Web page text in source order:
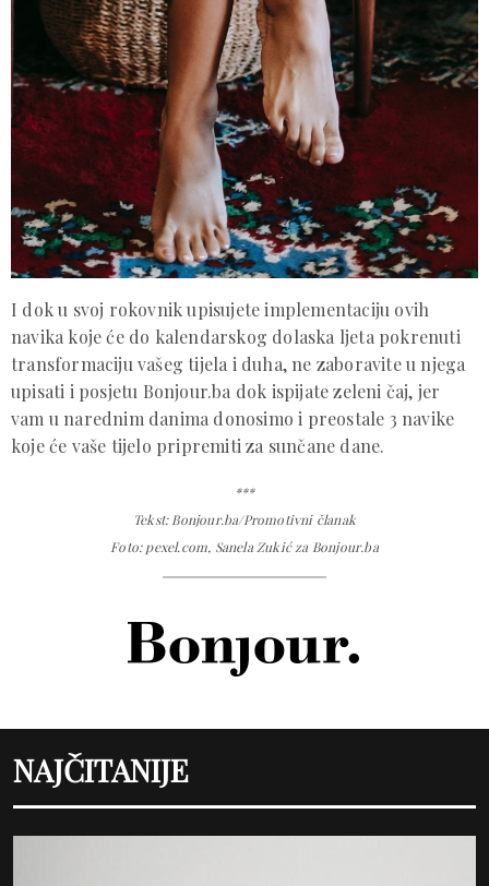
I dok u svoj rokovnik upisujete implementaciju ovih
navika koje će do kalendarskog dolaska ljeta pokrenuti
transformaciju vašeg tijela i duha, ne zaboravite u njega
upisati i posjetu Bonjour.ba dok ispijate zeleni čaj, jer
vam u narednim danima donosimo i preostale 3 navike
koje će vaše tijelo pripremiti za sunčane dane.
***
Tekst: Bonjour.ba/Promotivni članak
Foto: pexel.com, Sanela Zukić za Bonjour.ba
NAJČITANIJE